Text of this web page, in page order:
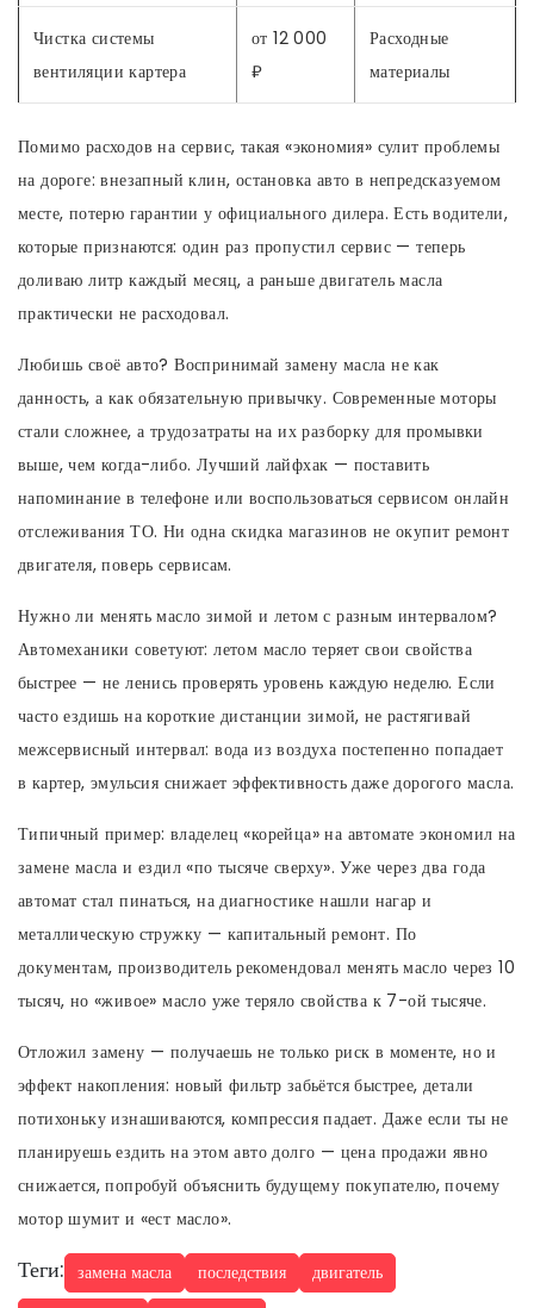
Чистка системы
вентиляции картера
от 12 000
₽
Расходные
материалы
Помимо расходов на сервис, такая «экономия» сулит проблемы
на дороге: внезапный клин, остановка авто в непредсказуемом
месте, потерю гарантии у официального дилера. Есть водители,
которые признаются: один раз пропустил сервис — теперь
доливаю литр каждый месяц, а раньше двигатель масла
практически не расходовал.
Любишь своё авто? Воспринимай замену масла не как
данность, а как обязательную привычку. Современные моторы
стали сложнее, а трудозатраты на их разборку для промывки
выше, чем когда-либо. Лучший лайфхак — поставить
напоминание в телефоне или воспользоваться сервисом онлайн
отслеживания ТО. Ни одна скидка магазинов не окупит ремонт
двигателя, поверь сервисам.
Нужно ли менять масло зимой и летом с разным интервалом?
Автомеханики советуют: летом масло теряет свои свойства
быстрее — не ленись проверять уровень каждую неделю. Если
часто ездишь на короткие дистанции зимой, не растягивай
межсервисный интервал: вода из воздуха постепенно попадает
в картер, эмульсия снижает эффективность даже дорогого масла.
Типичный пример: владелец «корейца» на автомате экономил на
замене масла и ездил «по тысяче сверху». Уже через два года
автомат стал пинаться, на диагностике нашли нагар и
металлическую стружку — капитальный ремонт. По
документам, производитель рекомендовал менять масло через 10
тысяч, но «живое» масло уже теряло свойства к 7-ой тысяче.
Отложил замену — получаешь не только риск в моменте, но и
эффект накопления: новый фильтр забьётся быстрее, детали
потихоньку изнашиваются, компрессия падает. Даже если ты не
планируешь ездить на этом авто долго — цена продажи явно
снижается, попробуй объяснить будущему покупателю, почему
мотор шумит и «ест масло».
Теги: замена масла последствия
двигатель